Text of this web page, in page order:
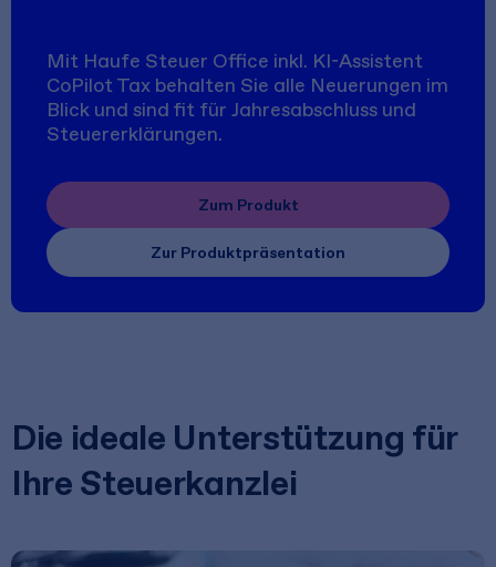
Mit Haufe Steuer Office inkl. KI-Assistent
CoPilot Tax behalten Sie alle Neuerungen im
Blick und sind fit für Jahresabschluss und
Steuererklärungen.
Zum Produkt
Zur Produktpräsentation
Die ideale Unterstützung für
Ihre Steuerkanzlei